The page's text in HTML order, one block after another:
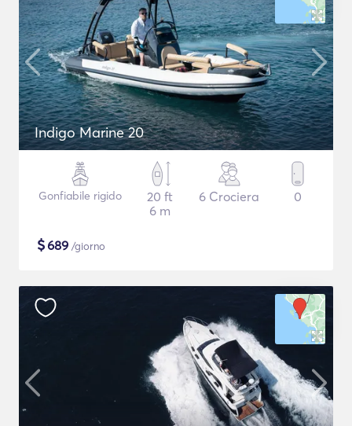
Indigo Marine 20
Gonfiabile rigido
20 ft
6 m
6 Crociera 0
$689 /giorno